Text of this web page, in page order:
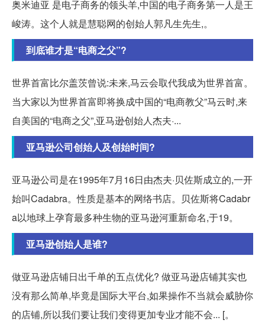
奥米迪亚 是电子商务的领头羊,中国的电子商务第一人是王
峻涛。这个人就是慧聪网的创始人郭凡生先生,。
到底谁才是“电商之父”?
世界首富比尔盖茨曾说:未来,马云会取代我成为世界首富。
当大家以为世界首富即将换成中国的“电商教父”马云时,来
自美国的“电商之父”,亚马逊创始人杰夫·...
亚马逊公司创始人及创始时间?
亚马逊公司是在1995年7月16日由杰夫·贝佐斯成立的,一开
始叫Cadabra。性质是基本的网络书店。贝佐斯将Cadabr
a以地球上孕育最多种生物的亚马逊河重新命名,于19。
亚马逊创始人是谁?
做亚马逊店铺日出千单的五点优化? 做亚马逊店铺其实也
没有那么简单,毕竟是国际大平台,如果操作不当就会威胁你
的店铺,所以我们要让我们变得更加专业才能不会... [。